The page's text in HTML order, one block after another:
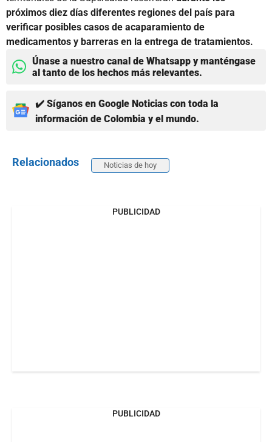
próximos diez días diferentes regiones del país para
verificar posibles casos de acaparamiento de
medicamentos y barreras en la entrega de tratamientos.
Únase a nuestro canal de Whatsapp y manténgase
al tanto de los hechos más relevantes.
✔️ Síganos en Google Noticias con toda la
información de Colombia y el mundo.
Relacionados Noticias de hoy
PUBLICIDAD
PUBLICIDAD